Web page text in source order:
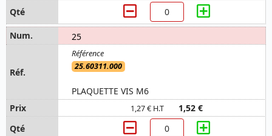
25
25.60311.000
PLAQUETTE VIS M6
1,27 € H.T 1,52 €